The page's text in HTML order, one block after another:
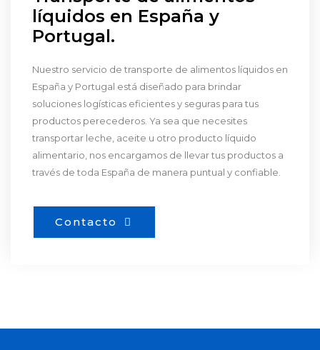
líquidos en España y
Portugal.
Nuestro servicio de transporte de alimentos líquidos en
España y Portugal está diseñado para brindar
soluciones logísticas eficientes y seguras para tus
productos perecederos. Ya sea que necesites
transportar leche, aceite u otro producto líquido
alimentario, nos encargamos de llevar tus productos a
través de toda España de manera puntual y confiable.
Contacto